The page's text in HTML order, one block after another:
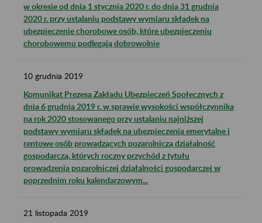
w okresie od dnia 1 stycznia 2020 r. do dnia 31 grudnia
2020 r. przy ustalaniu podstawy wymiaru składek na
ubezpieczenie chorobowe osób, które ubezpieczeniu
chorobowemu podlegają dobrowolnie
10 grudnia 2019
Komunikat Prezesa Zakładu Ubezpieczeń Społecznych z
dnia 6 grudnia 2019 r. w sprawie wysokości współczynnika
na rok 2020 stosowanego przy ustalaniu najniższej
podstawy wymiaru składek na ubezpieczenia emerytalne i
rentowe osób prowadzących pozarolniczą działalność
gospodarczą, których roczny przychód z tytułu
prowadzenia pozarolniczej działalności gospodarczej w
poprzednim roku kalendarzowym...
21 listopada 2019